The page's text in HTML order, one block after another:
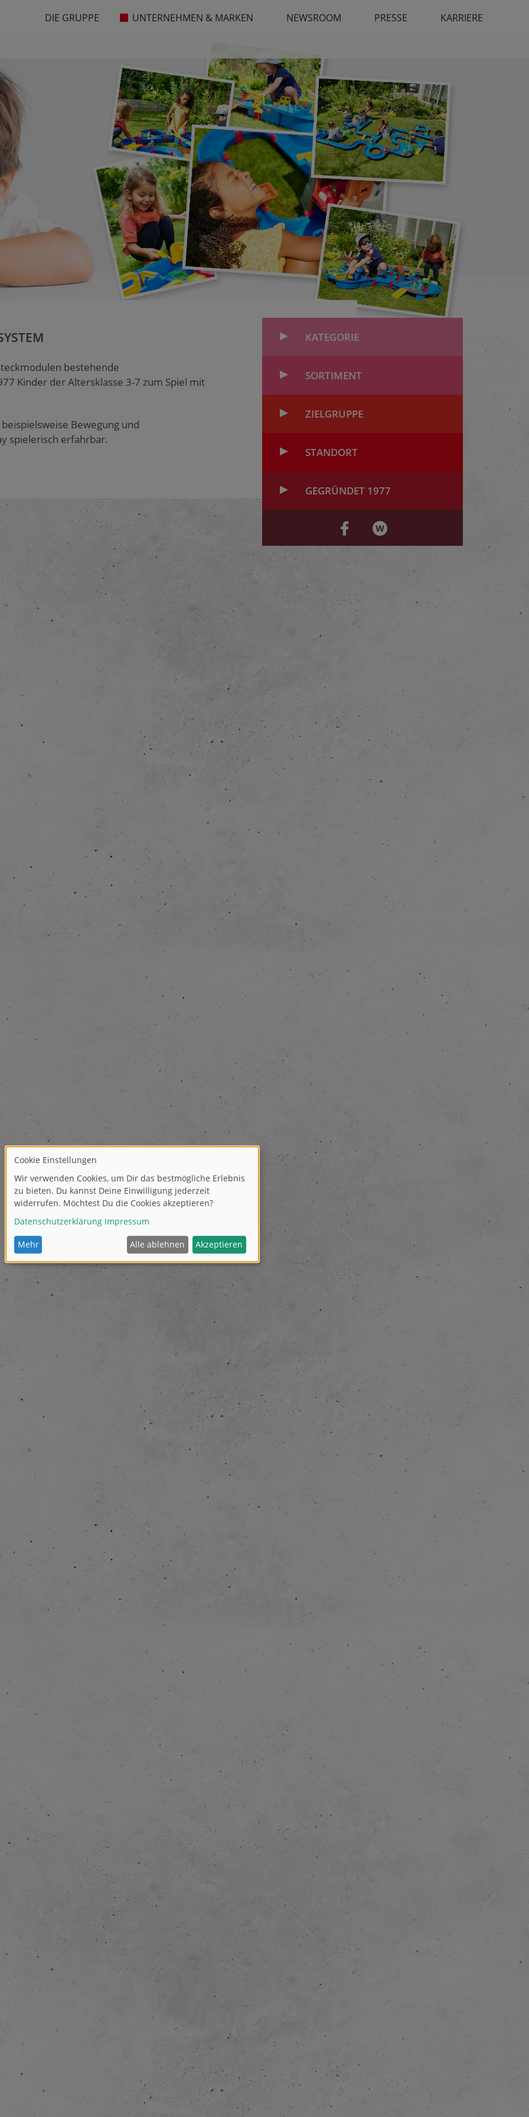
DIE GRUPPE UNTERNEHMEN & MARKEN NEWSROOM PRESSE KARRIERE
bestehende
Kinder der Altersklasse 3-7 zum Spiel mit
Bewegung und
spielerisch erfahrbar.
KATEGORIE
SORTIMENT
ZIELGRUPPE
STANDORT
GEGRÜNDET 1977
Die beiden Schweden Britt (Pädagogin) und Lennart (Ingenieur)
Dahlgren fasziniert die Tatsache, wie viel Spaß Kinder dabei haben, mit
Wasser zu spielen und wie viel sie dabei lernen. Zusammen beginnen
sie verschiedene Prototypen von Wasserkanalsystemen aus
Regenrinnen zu entwickeln.
Ein Jahr später gründet das Ehepaar AquaPlay in Göteborg. Das erste
Wasserbahnsystem trägt den Namen „Aqualab“ und ist deutlich
weitläufiger als die heutigen Wasserbahnen.
Die bestehende Bahn wird überarbeitet. Die leuchtenden und klaren
Farben, die heute Markenzeichen von AquaPlay sind, werden
eingeführt: Sie wirkten fröhlicher und kindgerechter.
Alle Produkte sind über die Jahre hin weiterentwickelt worden.
Beispielsweise wird 2001 die AquaPlay-Symbolfigur eingeführt:
AquaPlay Bear Captain.
Die erste AquaPlay Box kommt auf den Markt. Von nun an können die
AquaPlay-Bahnen mit zu Freunden, in den Urlaub oder zu den
Großeltern genommen werden Das revolutionäre Konzept wird kurze
Zeit später ein großer Erfolg.
Der heutige weltweite Bestseller – die AquaPlay LockBox – wird auf den
Markt gebracht. Das erfolgreiche Boxsystem gibt es von nun an auch für
größere Wasserbahnen. Hier lassen sich die beiden Hälften der Box wie
ein Koffer zusammenklappen. Auch der Transport der Bahn wird so zum
Kinderspiel.
Die SIMBA DICKIE GROUP übernimmt AquaPlay.
Die Produktion wird von Schweden nach Deutschland verlegt.
Zum 40-jährigen Jubiläum von AquaPlay wird die komplette
Produktlinie neu überarbeitet. Neue Boote sowie neue Tierfiguren als
auch eine neue Bahn – die AquaPlay MountainLake – werden eingeführt
AquaPlay bringt die erste Wasserbahn mit transluzenten Kanälen auf
Erweiterung des Sortiments um Wasser- und Badespielzeug.